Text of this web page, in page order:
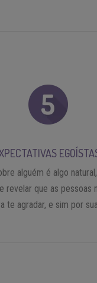
alguém é algo
revelar que as pessoas
te agradar, e sim por